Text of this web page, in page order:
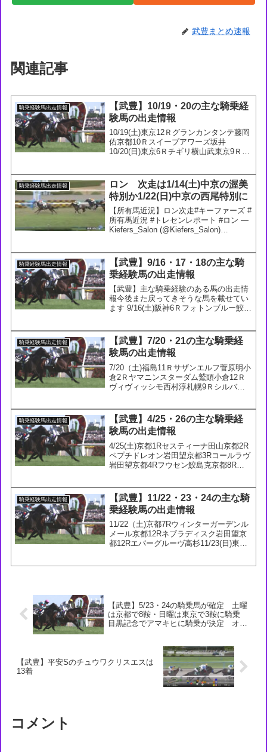
武豊まとめ速報
関連記事
騎乗経験馬出走情報
【武豊】10/19・20の主な騎乗経
験馬の出走情報
10/19(土)東京12Ｒグランカンタンテ藤岡
佑京都10Ｒスイープアワーズ坂井
10/20(日)東京6Ｒチギリ横山武東京9Ｒフ
山武東京12Ｒダノンスウィッチ津村京都
1...
騎乗経験馬出走情報
ロン 次走は1/14(土)中京の渥美
特別か1/22(日)中京の西尾特別に
【所有馬近況】ロン次走#キーファーズ #
所有馬近況 #トレセンレポート #ロン —
Kiefers_Salon (@Kiefers_Salon)
騎乗経験馬出走情報
【武豊】9/16・17・18の主な騎
乗経験馬の出走情報
【武豊】主な騎乗経験のある馬の出走情
報今後また戻ってきそうな馬を載せてい
ます 9/16(土)阪神6Ｒフォトンブルー鮫島
中山9Ｒヨンク坂井瑠阪神2Ｒグレイ...
騎乗経験馬出走情報
【武豊】7/20・21の主な騎乗経
験馬の出走情報
7/20（土)福島11Ｒサザンエルフ菅原明小
倉2Ｒヤマニンスターダム鷲頭小倉12Ｒ
ヴィヴィッシモ西村淳札幌9Ｒシルバー
カルデアデムーロ小倉4Ｒファミリーツ
リー...
騎乗経験馬出走情報
【武豊】4/25・26の主な騎乗経
験馬の出走情報
4/25(土)京都1Rセスティーナ田山京都2R
ペプチドレオン岩田望京都3Rコールラヴ
岩田望京都4Rフウセン鮫島克京都8Rア
ヒルノドゴール幸京都12Rフェアリーラ
イ...
騎乗経験馬出走情報
【武豊】11/22・23・24の主な騎
乗経験馬の出走情報
11/22（土)京都7Rウィンターガーデンル
メール京都12Rネブラディスク岩田望京
都12Rエバーグルーヴ高杉11/23(日)東京
【武豊】5/23・24の騎乗馬が確定 土曜
は京都で8鞍・日曜は東京で3鞍に騎乗
目黒記念でアマキヒに騎乗が決定 オー
【武豊】平安Sのチュウワクリスエスは
13着
コメント